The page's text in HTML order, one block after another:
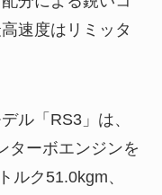
速度はリミッタ
ル「RS3」は、
ターボエンジンを
ルク51.0kgm、